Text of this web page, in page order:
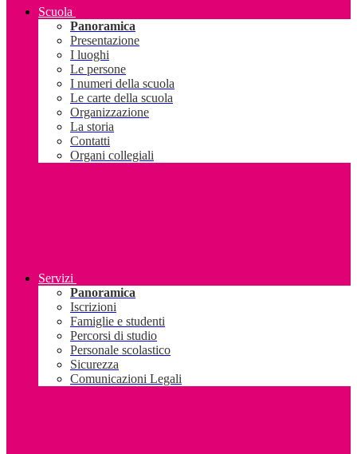
Scuola
Panoramica
Presentazione
I luoghi
Le persone
I numeri della scuola
Le carte della scuola
Organizzazione
La storia
Contatti
Organi collegiali
Servizi
Panoramica
Iscrizioni
Famiglie e studenti
Percorsi di studio
Personale scolastico
Sicurezza
Comunicazioni Legali